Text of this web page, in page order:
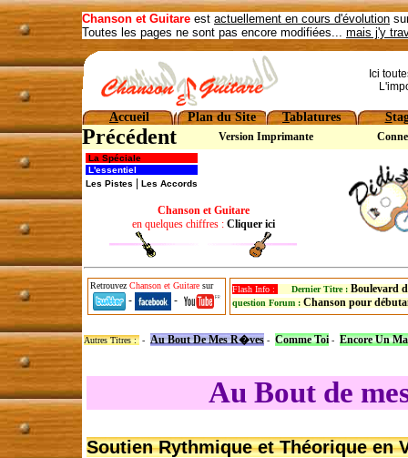
Chanson et Guitare est actuellement en cours d'évolution
Toutes les pages ne sont pas encore modifiées... mais j'y
Ici
Accueil Plan du Site Tablatures S
Précédent Version Imprimante
La Spéciale
L'essentiel
Les Pistes
Les Accords
Chanson et Guitare
en quelques chiffres : Cliquer ici
Retrouvez Chanson et Guitare sur
- -
Flash Info : Dernier Titre : Boulevard
question Forum : Chanson pour
Autres Titres : - Au Bout De Mes R�ves - Comme Toi - Encore Un
Au Bout de
Soutien Rythmique et Théorique en